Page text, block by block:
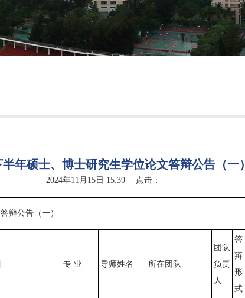
半年硕士、博士研究生学位论文答辩公告（一）
2024年11月15日 15:39 点击：
辩公告（一）
专 业 导师姓名 所在团队
团队
负责
人
答
辩
形
式